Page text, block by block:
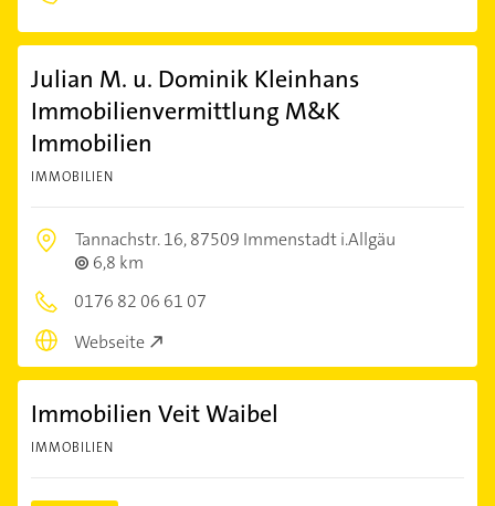
Julian M. u. Dominik Kleinhans
Immobilienvermittlung M&K
Immobilien
IMMOBILIEN
Tannachstr. 16,87509 Immenstadt i.Allgäu
6,8 km
0176 82 06 61 07
Webseite
Immobilien Veit Waibel
IMMOBILIEN